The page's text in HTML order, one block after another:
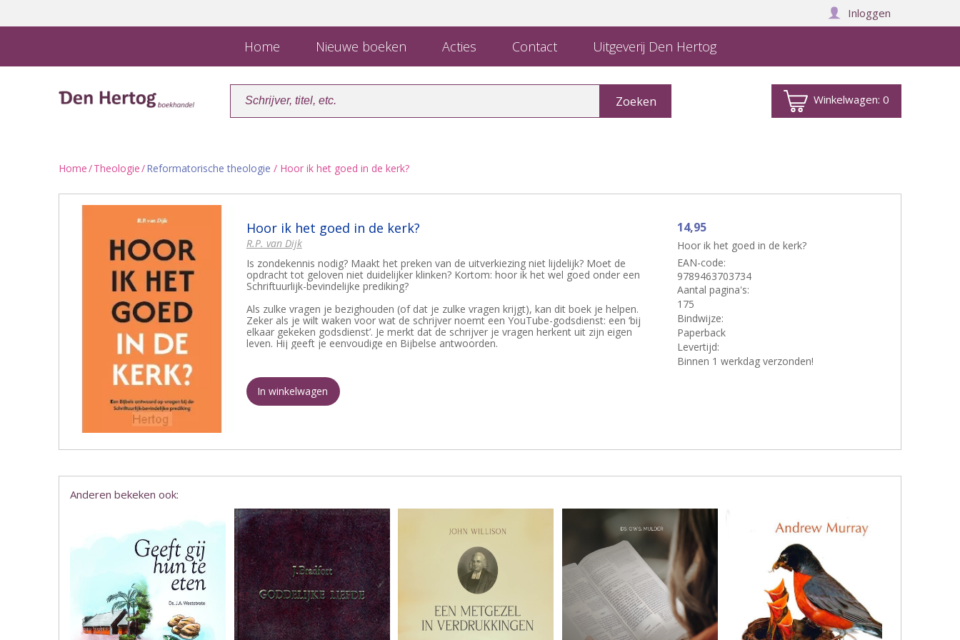
Inloggen
Home Nieuwe boeken Acties Contact Uitgeverij Den Hertog
Winkelwagen:0
Home/Theologie/Reformatorische theologie / Hoor ik het goed in de kerk?
Hoor ik het goed in de kerk?
R.P. van Dijk
Is zondekennis nodig? Maakt het preken van de uitverkiezing niet lijdelijk? Moet de
opdracht tot geloven niet duidelijker klinken? Kortom: hoor ik het wel goed onder een
Schriftuurlijk-bevindelijke prediking?
Als zulke vragen je bezighouden (of dat je zulke vragen krijgt), kan dit boek je helpen.
Zeker als je wilt waken voor wat de schrijver noemt een YouTube-godsdienst: een ‘bij
elkaar gekeken godsdienst’. Je merkt dat de schrijver je vragen herkent uit zijn eigen
leven. Hij geeft je eenvoudige en Bijbelse antwoorden.
14,95
Hoor ik het goed in de kerk?
EAN-code:
9789463703734
Aantal pagina's:
175
Bindwijze:
Paperback
Levertijd:
Binnen 1 werkdag verzonden!
In winkelwagen
Anderen bekeken ook: